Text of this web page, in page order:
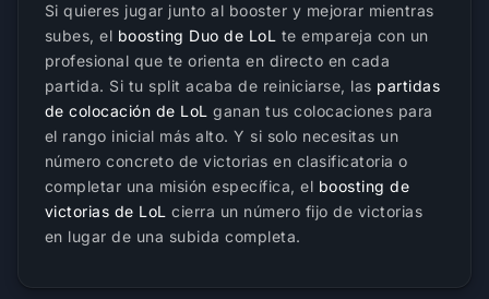
Si quieres jugar junto al booster y mejorar mientras
subes, el boosting Duo de LoL te empareja con un
profesional que te orienta en directo en cada
partida. Si tu split acaba de reiniciarse, las partidas
de colocación de LoL ganan tus colocaciones para
el rango inicial más alto. Y si solo necesitas un
número concreto de victorias en clasificatoria o
completar una misión específica, el boosting de
victorias de LoL cierra un número fijo de victorias
en lugar de una subida completa.